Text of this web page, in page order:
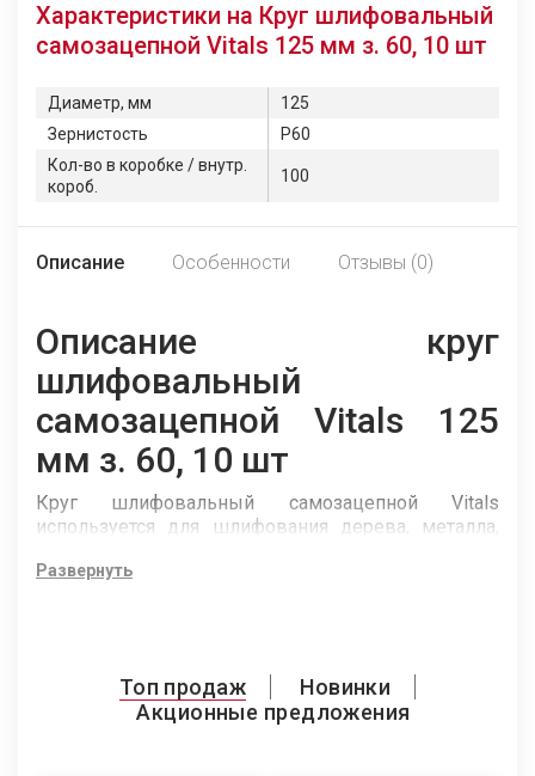
Характеристики на Круг шлифовальный
самозацепной Vitals 125 мм з. 60, 10 шт
Диаметр, мм
125
Зернистость
P60
Кол-во в коробке / внутр.
короб.
100
Описание Особенности Отзывы (0)
Описание круг
шлифовальный
самозацепной Vitals 125
мм з. 60, 10 шт
Круг шлифовальный самозацепной Vitals
используется для шлифования дерева, металла,
Применяется совместно с дисками
Развернуть
Топ продаж
Новинки
Акционные предложения